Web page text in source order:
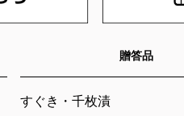
贈答品
すぐき・千枚漬